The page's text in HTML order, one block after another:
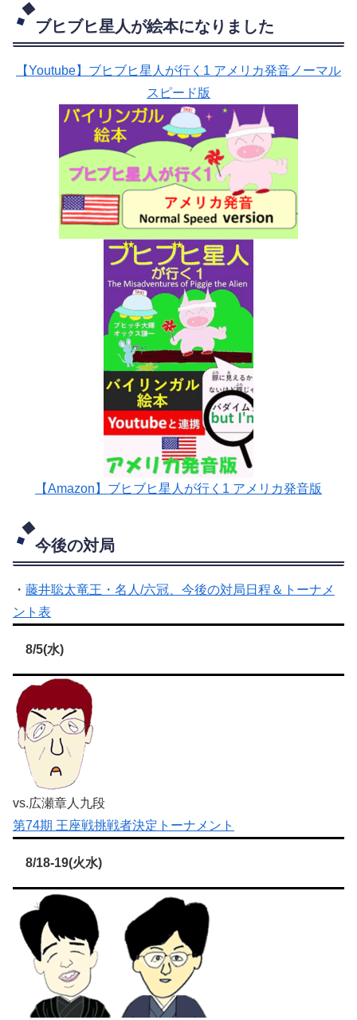
ブヒブヒ星人が絵本になりました
【Youtube】ブヒブヒ星人が行く1 アメリカ発音ノーマル
スピード版
【Amazon】ブヒブヒ星人が行く1 アメリカ発音版
今後の対局
・ 藤井聡太竜王・名人/六冠、今後の対局日程＆トーナメ
ント表
8/5(水)
vs.広瀬章人九段
第74期 王座戦挑戦者決定トーナメント
8/18-19(火水)